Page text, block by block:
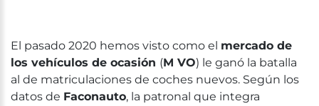
El pasado 2020 hemos visto como el mercado de
los vehículos de ocasión (M VO) le ganó la batalla
al de matriculaciones de coches nuevos. Según los
datos de Faconauto, la patronal que integra